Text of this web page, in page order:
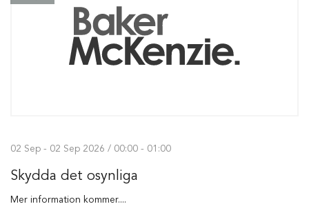
02 Sep - 02 Sep 2026 / 00:00 - 01:00
Skydda det osynliga
Mer information kommer....